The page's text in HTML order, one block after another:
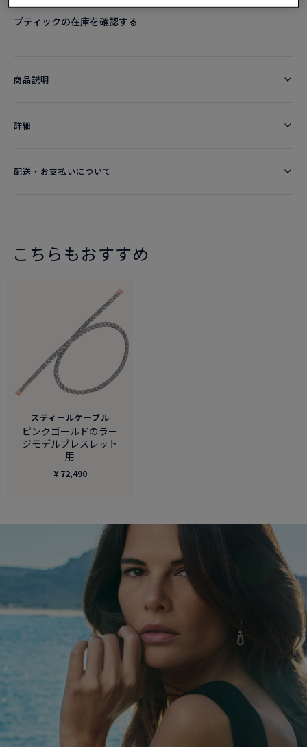
ブティックの在庫を確認する​
商品説明
詳細​
配送・お支払いについて
こちらもおすすめ
スティールケーブル
ピンクゴールドのラー
ジモデルブレスレット
用
¥ 72,490